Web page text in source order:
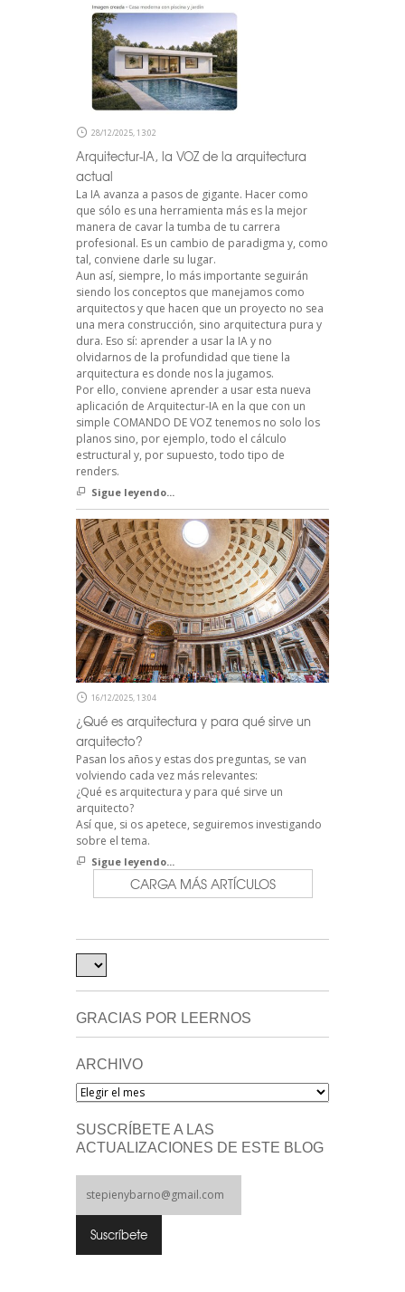
28/12/2025, 13:02
Arquitectur-IA, la VOZ de la arquitectura
actual
La IA avanza a pasos de gigante. Hacer como
que sólo es una herramienta más es la mejor
manera de cavar la tumba de tu carrera
profesional. Es un cambio de paradigma y, como
tal, conviene darle su lugar.
Aun así, siempre, lo más importante seguirán
siendo los conceptos que manejamos como
arquitectos y que hacen que un proyecto no sea
una mera construcción, sino arquitectura pura y
dura. Eso sí: aprender a usar la IA y no
olvidarnos de la profundidad que tiene la
arquitectura es donde nos la jugamos.
Por ello, conviene aprender a usar esta nueva
aplicación de Arquitectur-IA en la que con un
simple COMANDO DE VOZ tenemos no solo los
planos sino, por ejemplo, todo el cálculo
estructural y, por supuesto, todo tipo de
renders.
Sigue leyendo...
16/12/2025, 13:04
¿Qué es arquitectura y para qué sirve un
arquitecto?
Pasan los años y estas dos preguntas, se van
volviendo cada vez más relevantes:
¿Qué es arquitectura y para qué sirve un
arquitecto?
Así que, si os apetece, seguiremos investigando
sobre el tema.
Sigue leyendo...
CARGA MÁS ARTÍCULOS
GRACIAS POR LEERNOS
ARCHIVO
Archivo
SUSCRÍBETE A LAS
ACTUALIZACIONES DE ESTE BLOG